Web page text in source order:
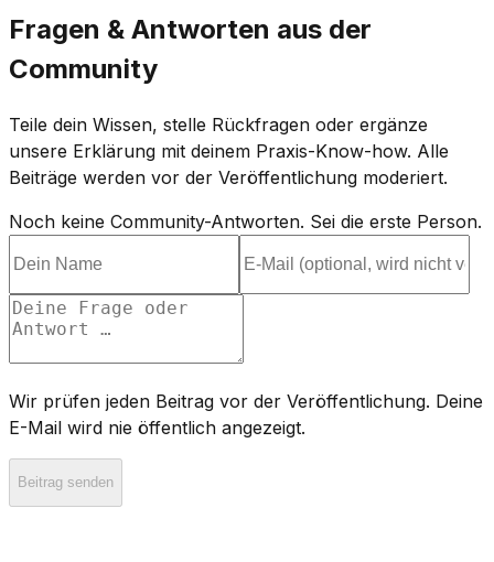
Fragen & Antworten aus der
Community
Teile dein Wissen, stelle Rückfragen oder ergänze
unsere Erklärung mit deinem Praxis-Know-how. Alle
Beiträge werden vor der Veröffentlichung moderiert.
Noch keine Community-Antworten. Sei die erste Person.
Wir prüfen jeden Beitrag vor der Veröffentlichung. Deine
E-Mail wird nie öffentlich angezeigt.
Beitrag senden